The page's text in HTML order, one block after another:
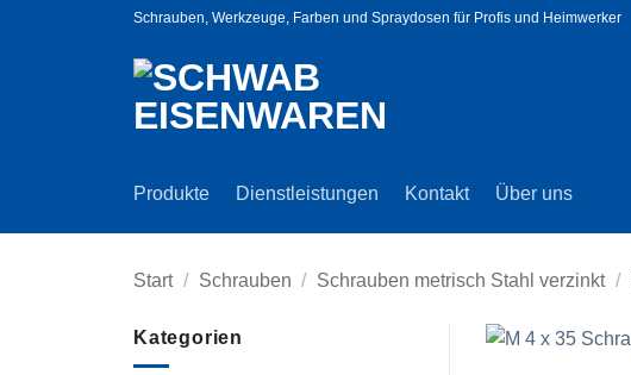
Schrauben, Werkzeuge, Farben und Spraydosen für Profis und Heimwerker
Produkte Dienstleistungen Kontakt Über uns
Start / Schrauben / Schrauben metrisch Stahl verzinkt /
Kategorien